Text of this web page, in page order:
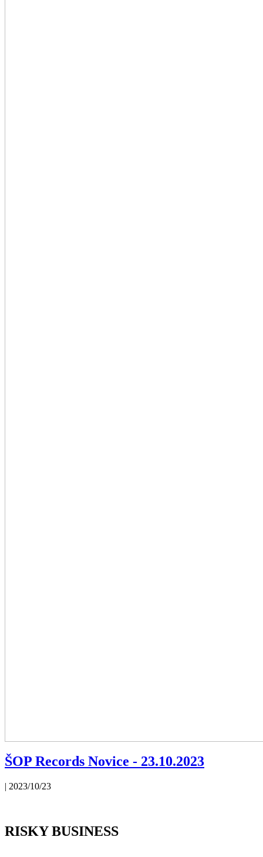
ŠOP Records Novice - 23.10.2023
| 2023/10/23
RISKY BUSINESS